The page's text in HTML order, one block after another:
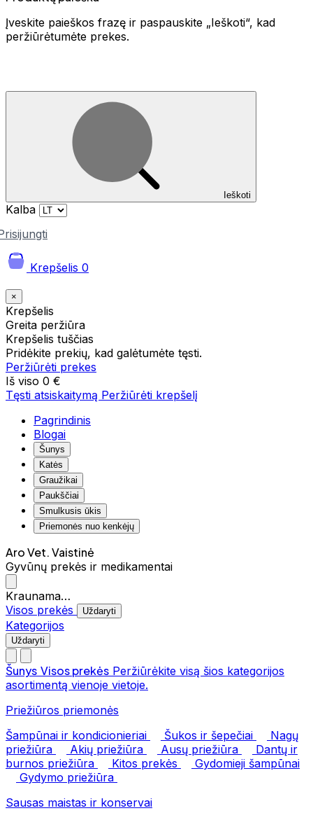
Įveskite paieškos frazę ir paspauskite „Ieškoti“, kad
peržiūrėtumėte prekes.
Ieškoti
Kalba
Krepšelis 0
×
Krepšelis
Greita peržiūra
Krepšelis tuščias
Pridėkite prekių, kad galėtumėte tęsti.
Peržiūrėti prekes
Iš viso 0 €
Tęsti atsiskaitymą Peržiūrėti krepšelį
Pagrindinis
Blogai
Šunys
Katės
Graužikai
Paukščiai
Smulkusis ūkis
Priemonės nuo kenkėjų
Aro Vet. Vaistinė
Gyvūnų prekės ir medikamentai
Kraunama…
Visos prekės
Uždaryti
Kategorijos
Uždaryti
Šunys Visos prekės Peržiūrėkite visą šios kategorijos
asortimentą vienoje vietoje.
Priežiūros priemonės
Šampūnai ir kondicionieriai
Šukos ir šepečiai
Nagų
priežiūra
Akių priežiūra Ausų priežiūra
Dantų ir
burnos priežiūra
Kitos prekės
Gydomieji šampūnai
Gydymo priežiūra
Sausas maistas ir konservai